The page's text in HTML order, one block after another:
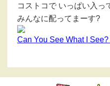
コストコで いっぱい入っ
みんなに配ってまーす?
Can You See What I